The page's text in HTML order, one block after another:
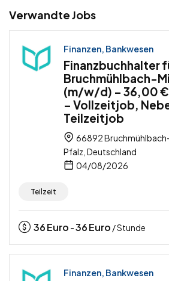
Verwandte Jobs
Finanzen, Bankwesen
Finanzbuchhalter
Bruchmühlbach-
(m/w/d) – 36,00
– Vollzeitjob,
Teilzeitjob
66892
Pfalz, Deutschland
04/08/2026
Teilzeit
36Euro -36Euro / Stunde
Finanzen, Bankwesen